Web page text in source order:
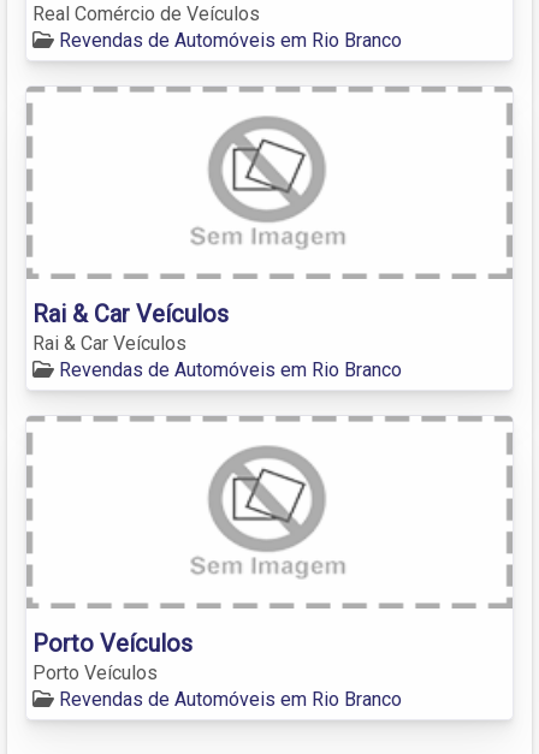
Real Comércio de Veículos
Revendas de Automóveis em Rio Branco
Rai & Car Veículos
Rai & Car Veículos
Revendas de Automóveis em Rio Branco
Porto Veículos
Porto Veículos
Revendas de Automóveis em Rio Branco